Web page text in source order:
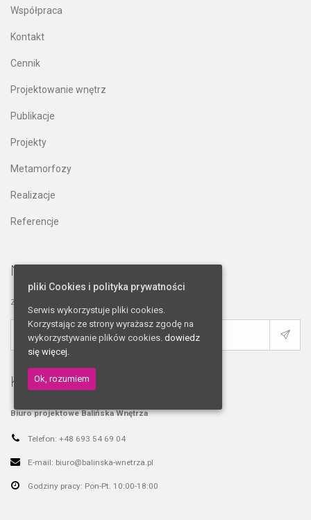
Współpraca
Kontakt
Cennik
Projektowanie wnętrz
Publikacje
Projekty
Metamorfozy
Realizacje
Referencje
Newsletter
Zapisz się do naszego newslettera!
Kontakt
Biuro projektowe Balińska Wnętrza
Telefon: +48 693 54 69 04
E-mail: biuro@balinska-wnetrza.pl
Godziny pracy: Pon-Pt. 10:00-18:00
pliki Cookies i polityka prywatności
Serwis wykorzystuje pliki cookies.
Korzystając ze strony wyrażasz zgodę na
wykorzystywanie plików cookies. dowiedz
się więcej.
Ok, rozumiem